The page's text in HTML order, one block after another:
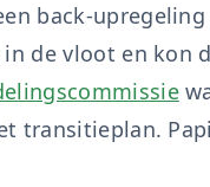
back-
de vloot en kon
transitieplan.